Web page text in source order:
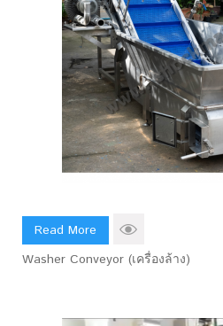
Read More
Washer Conveyor (เครื่องล้าง)